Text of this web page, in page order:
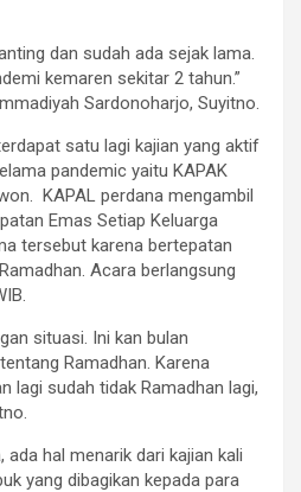
dan sudah ada sejak lama.
kemaren sekitar 2 tahun.”
Sardonoharjo, Suyitno.
satu lagi kajian yang aktif
pandemic yaitu KAPAK
KAPAL perdana mengambil
Emas Setiap Keluarga
tersebut karena bertepatan
Acara berlangsung
situasi. Ini kan bulan
Ramadhan. Karena
lagi sudah tidak Ramadhan lagi,
ada hal menarik dari kajian kali
yang dibagikan kepada para